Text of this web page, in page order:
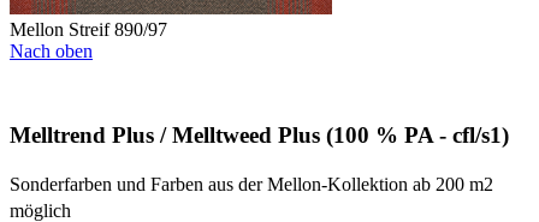
Mellon Streif 890/97
Nach oben
Melltrend Plus / Melltweed Plus (100 % PA - cfl/s1)
Sonderfarben und Farben aus der Mellon-Kollektion ab 200 m2
möglich